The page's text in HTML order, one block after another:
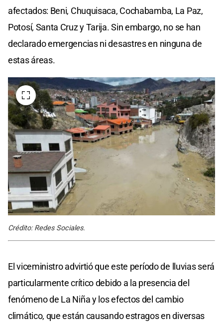
afectados: Beni, Chuquisaca, Cochabamba, La Paz,
Potosí, Santa Cruz y Tarija. Sin embargo, no se han
declarado emergencias ni desastres en ninguna de
estas áreas.
Crédito: Redes Sociales.
El viceministro advirtió que este período de lluvias será
particularmente crítico debido a la presencia del
fenómeno de La Niña y los efectos del cambio
climático, que están causando estragos en diversas